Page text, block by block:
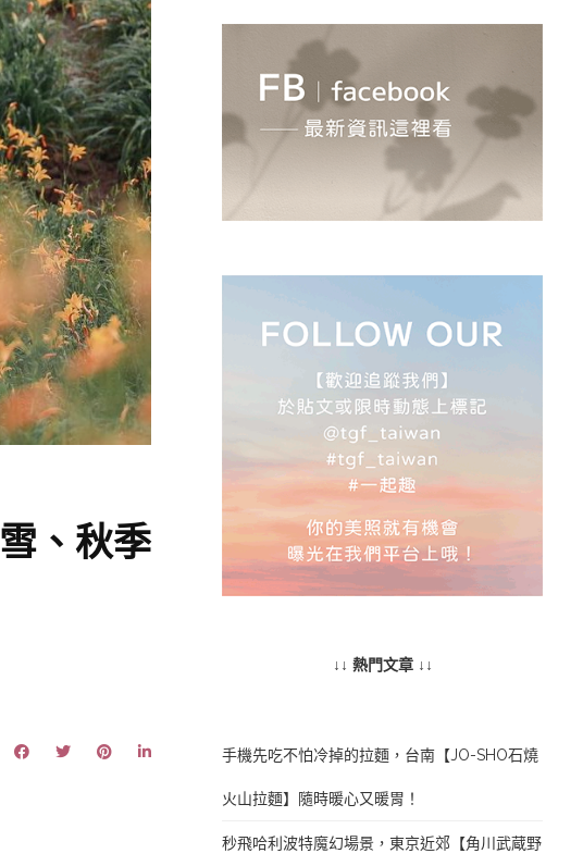
、秋季
↓↓ 熱門文章 ↓↓
手機先吃不怕冷掉的拉麵，台南【JO-SHO石燒
火山拉麵】隨時暖心又暖胃！
秒飛哈利波特魔幻場景，東京近郊【角川武蔵野